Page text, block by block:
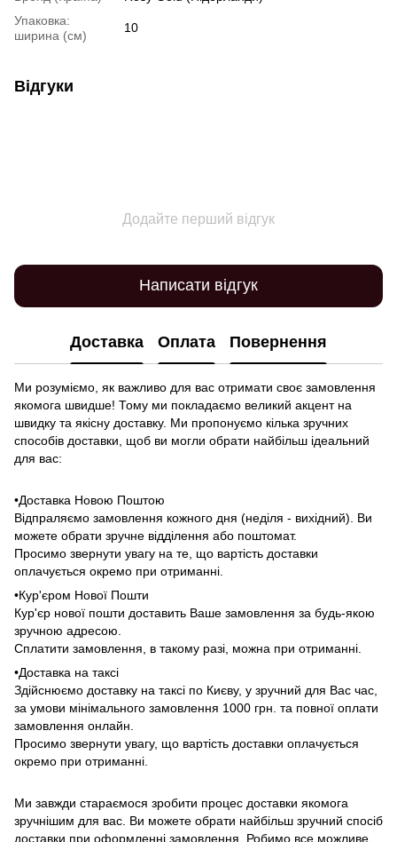
Упаковка:
ширина (см)
10
Відгуки
Додайте перший відгук
Написати відгук
Доставка Оплата Повернення
Ми розуміємо, як важливо для вас отримати своє замовлення
якомога швидше! Тому ми покладаємо великий акцент на
швидку та якісну доставку. Ми пропонуємо кілька зручних
способів доставки, щоб ви могли обрати найбільш ідеальний
для вас:
•Доставка Новою Поштою
Відпраляємо замовлення кожного дня (неділя - вихідний). Ви
можете обрати зручне відділення або поштомат.
Просимо звернути увагу на те, що вартість доставки
оплачується окремо при отриманні.
•Кур'єром Нової Пошти
Кур'єр нової пошти доставить Ваше замовлення за будь-якою
зручною адресою.
Сплатити замовлення, в такому разі, можна при отриманні.
•Доставка на таксі
Здійснюємо доставку на таксі по Києву, у зручний для Вас час,
за умови мінімального замовлення 1000 грн. та повної оплати
замовлення онлайн.
Просимо звернути увагу, що вартість доставки оплачується
окремо при отриманні.
Ми завжди стараємося зробити процес доставки якомога
зручнішим для вас. Ви можете обрати найбільш зручний спосіб
доставки при оформленні замовлення. Робимо все можливе,